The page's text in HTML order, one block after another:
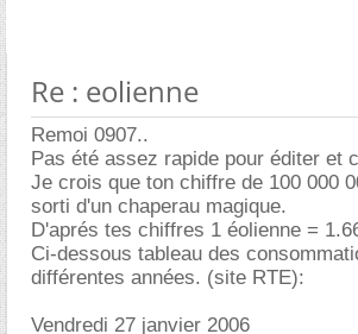
Re : eolienne
Remoi 0907..
Pas été assez rapide pour éditer et
Je crois que ton chiffre de 100 000
sorti d'un chaperau magique.
D'aprés tes chiffres 1 éolienne =
Ci-dessous tableau des
différentes années. (site RTE):
Vendredi 27 janvier 2006